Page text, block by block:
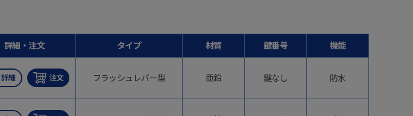
詳細・注文 タイプ 材質 鍵番号 機能
フラッシュレバー型 亜鉛 鍵なし 防水